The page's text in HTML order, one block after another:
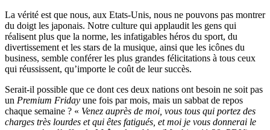
La vérité est que nous, aux Etats-Unis, nous ne pouvons pas montrer
du doigt les japonais. Notre culture qui applaudit les gens qui
réalisent plus que la norme, les infatigables héros du sport, du
divertissement et les stars de la musique, ainsi que les icônes du
business, semble conférer les plus grandes félicitations à tous ceux
qui réussissent, qu’importe le coût de leur succès.
Serait-il possible que ce dont ces deux nations ont besoin ne soit pas
un Premium Friday une fois par mois, mais un sabbat de repos
chaque semaine ? « Venez auprès de moi, vous tous qui portez des
charges très lourdes et qui êtes fatigués, et moi je vous donnerai le